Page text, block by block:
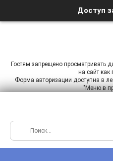
Доступ
Гостям запрещено просматривать
на сайт как
Форма авторизации доступна в
"Меню в